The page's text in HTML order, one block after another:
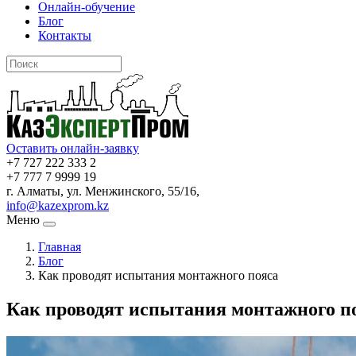
Онлайн-обучение
Блог
Контакты
Оставить онлайн-заявку
+7 727 222 333 2
+7 777 7 9999 19
г. Алматы, ул. Менжинского, 55/16,
info@kazexprom.kz
Меню
Главная
Блог
Как проводят испытания монтажного пояса
Как проводят испытания монтажного